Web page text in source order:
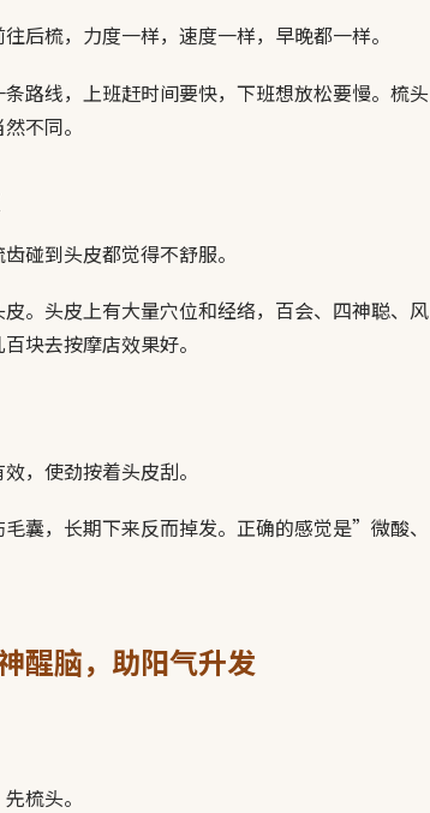
后梳，力度一样，速度一样，早晚都一样。
路线，上班赶时间要快，下班想放松要慢。梳头
不同。
碰到头皮都觉得不舒服。
。头皮上有大量穴位和经络，百会、四神聪、风
块去按摩店效果好。
，使劲按着头皮刮。
囊，长期下来反而掉发。正确的感觉是”微酸、
脑，助阳气升发
梳头。